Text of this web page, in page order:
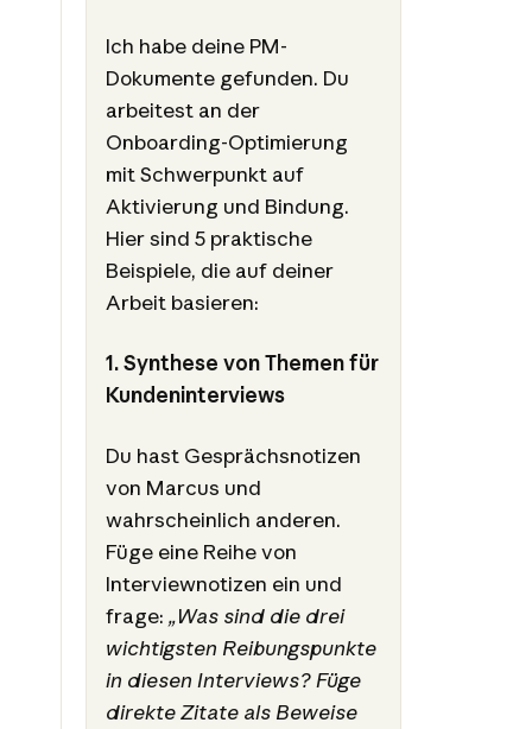
Ich habe deine PM-
Dokumente gefunden. Du
arbeitest an der
Onboarding-Optimierung
mit Schwerpunkt auf
Aktivierung und Bindung.
Hier sind 5 praktische
Beispiele, die auf deiner
Arbeit basieren:
1. Synthese von Themen für
Kundeninterviews
Du hast Gesprächsnotizen
von Marcus und
wahrscheinlich anderen.
Füge eine Reihe von
Interviewnotizen ein und
frage: „Was sind die drei
wichtigsten Reibungspunkte
in diesen Interviews? Füge
direkte Zitate als Beweise